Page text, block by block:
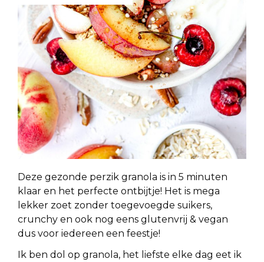
Deze gezonde perzik granola is in 5 minuten
klaar en het perfecte ontbijtje! Het is mega
lekker zoet zonder toegevoegde suikers,
crunchy en ook nog eens glutenvrij & vegan
dus voor iedereen een feestje!
Ik ben dol op granola, het liefste elke dag eet ik